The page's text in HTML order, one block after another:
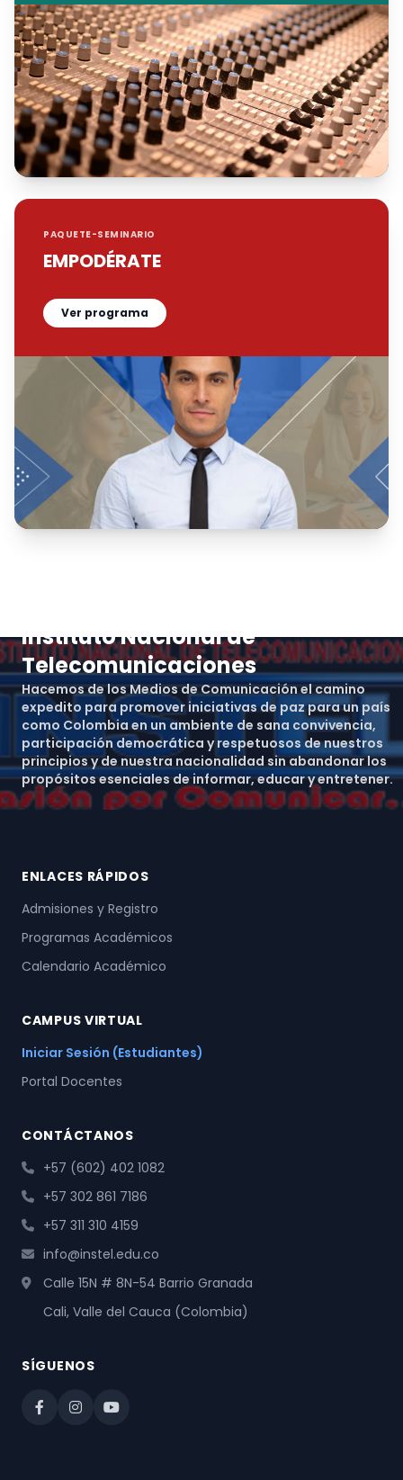
PAQUETE-SEMINARIO
EMPODÉRATE
Ver programa
Instituto Nacional de
Telecomunicaciones
Hacemos de los Medios de Comunicación el camino
expedito para promover iniciativas de paz para un país
como Colombia en un ambiente de sana convivencia,
participación democrática y respetuosos de nuestros
principios y de nuestra nacionalidad sin abandonar los
propósitos esenciales de informar, educar y entretener.
ENLACES RÁPIDOS
Admisiones y Registro
Programas Académicos
Calendario Académico
CAMPUS VIRTUAL
Iniciar Sesión (Estudiantes)
Portal Docentes
CONTÁCTANOS
+57 (602) 402 1082
+57 302 861 7186
+57 311 310 4159
info@instel.edu.co
Calle 15N # 8N-54 Barrio Granada
Cali, Valle del Cauca (Colombia)
SÍGUENOS